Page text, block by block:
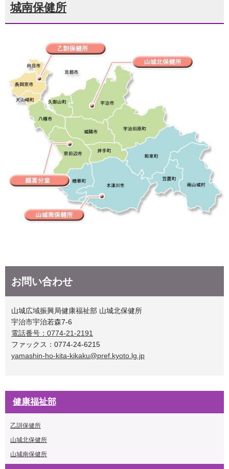
城南保健所
お問い合わせ
山城広域振興局健康福祉部 山城北保健所
宇治市宇治若森7-6
電話番号：0774-21-2191
ファックス：0774-24-6215
yamashin-ho-kita-kikaku@pref.kyoto.lg.jp
健康福祉部
乙訓保健所
山城北保健所
山城南保健所